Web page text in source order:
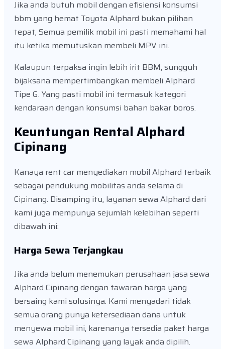
Jika anda butuh mobil dengan efisiensi konsumsi
bbm yang hemat Toyota Alphard bukan pilihan
tepat, Semua pemilik mobil ini pasti memahami hal
itu ketika memutuskan membeli MPV ini.
Kalaupun terpaksa ingin lebih irit BBM, sungguh
bijaksana mempertimbangkan membeli Alphard
Tipe G. Yang pasti mobil ini termasuk kategori
kendaraan dengan konsumsi bahan bakar boros.
Keuntungan Rental Alphard
Cipinang
Kanaya rent car menyediakan mobil Alphard terbaik
sebagai pendukung mobilitas anda selama di
Cipinang. Disamping itu, layanan sewa Alphard dari
kami juga mempunya sejumlah kelebihan seperti
dibawah ini:
Harga Sewa Terjangkau
Jika anda belum menemukan perusahaan jasa sewa
Alphard Cipinang dengan tawaran harga yang
bersaing kami solusinya. Kami menyadari tidak
semua orang punya ketersediaan dana untuk
menyewa mobil ini, karenanya tersedia paket harga
sewa Alphard Cipinang yang layak anda dipilih.